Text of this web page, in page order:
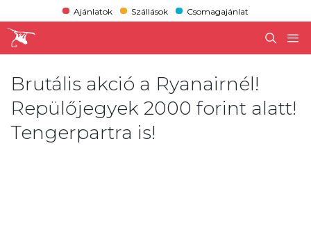
Ajánlatok Szállások Csomagajánlat
Brutális akció a Ryanairnél!
Repülőjegyek 2000 forint alatt!
Tengerpartra is!